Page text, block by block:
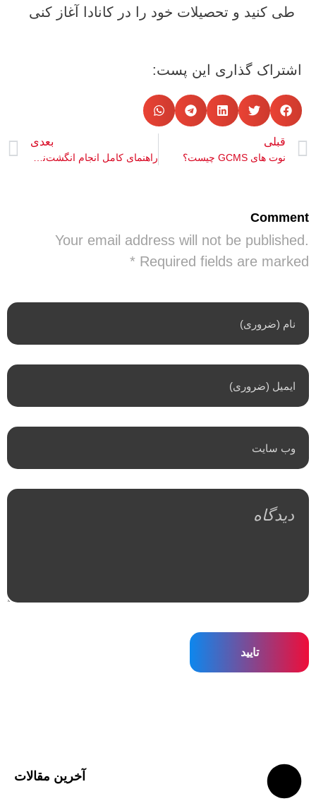
طی کنید و تحصیلات خود را در کانادا آغاز کنی
اشتراک گذاری این پست:
قبلی
نوت‌ های GCMS چیست؟
بعدی
Comment
Your email address will not be published.
Required fields are marked *
آخرین مقالات